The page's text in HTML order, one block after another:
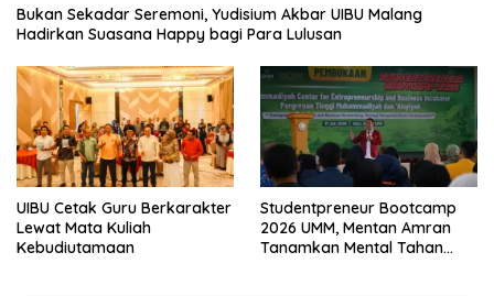
Bukan Sekadar Seremoni, Yudisium Akbar UIBU Malang
Hadirkan Suasana Happy bagi Para Lulusan
UIBU Cetak Guru Berkarakter
Lewat Mata Kuliah
Kebudiutamaan
Studentpreneur Bootcamp
2026 UMM, Mentan Amran
Tanamkan Mental Tahan